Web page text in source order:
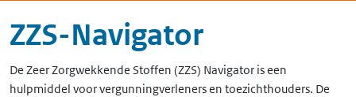
ZZS-Navigator
De Zeer Zorgwekkende Stoffen (ZZS) Navigator is een
hulpmiddel voor vergunningverleners en toezichthouders. De